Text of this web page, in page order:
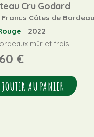
Cru Godard
Francs Côtes de
- 2022
mûr et frais
€
AU PANIER